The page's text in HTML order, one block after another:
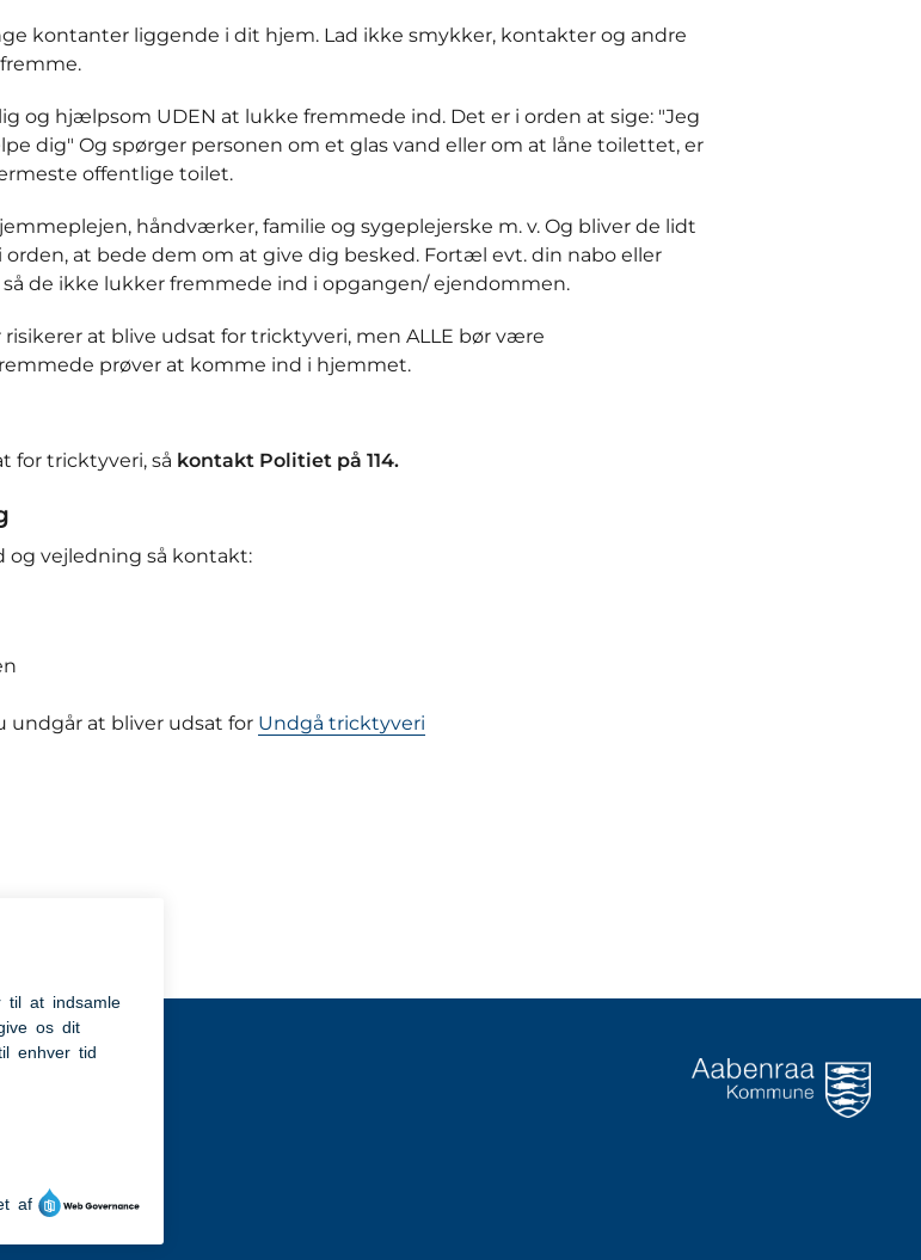
kontanter liggende i dit hjem. Lad ikke smykker, kontakter og andre
og hjælpsom UDEN at lukke fremmede ind. Det er i orden at sige: "Jeg
dig" Og spørger personen om et glas vand eller om at låne toilettet, er
offentlige toilet.
håndværker, familie og sygeplejerske m. v. Og bliver de lidt
at bede dem om at give dig besked. Fortæl evt. din nabo eller
de ikke lukker fremmede ind i opgangen/ ejendommen.
at blive udsat for tricktyveri, men ALLE bør være
prøver at komme ind i hjemmet.
for tricktyveri, så kontakt Politiet på 114.
og vejledning så kontakt:
undgår at bliver udsat for Undgå tricktyveri